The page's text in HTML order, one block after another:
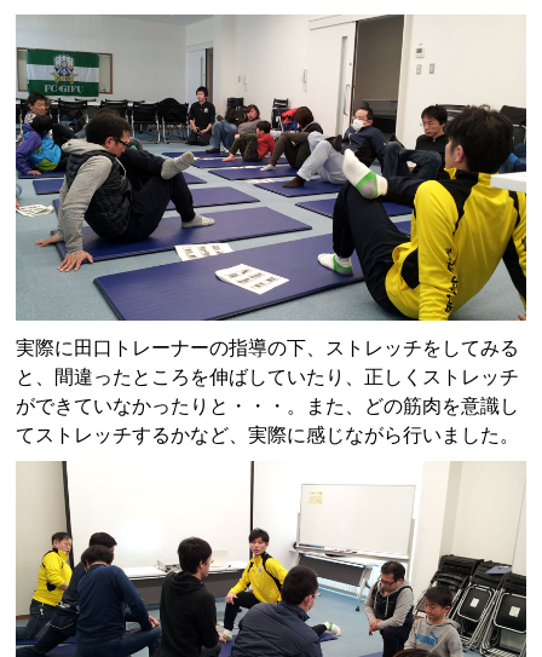
実際に田口トレーナーの指導の下、ストレッチをしてみる
と、間違ったところを伸ばしていたり、正しくストレッチ
ができていなかったりと・・・。また、どの筋肉を意識し
てストレッチするかなど、実際に感じながら行いました。